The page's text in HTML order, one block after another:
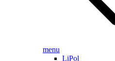
menu
LiPol